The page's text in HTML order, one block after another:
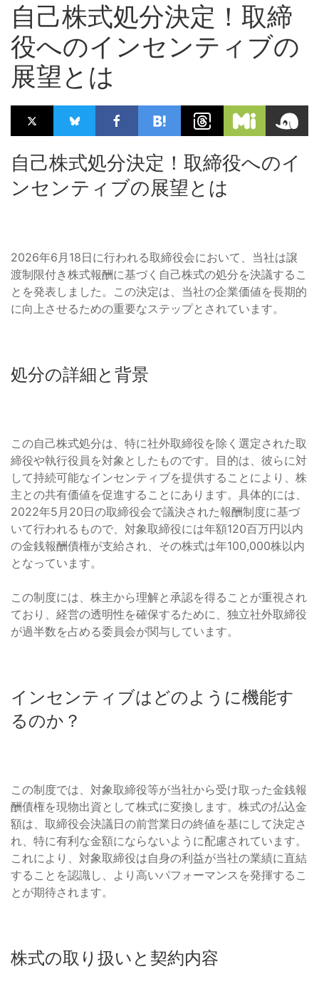
自己株式処分決定！取締
役へのインセンティブの
展望とは
自己株式処分決定！取締役へのイ
ンセンティブの展望とは
2026年6月18日に行われる取締役会において、当社は譲
渡制限付き株式報酬に基づく自己株式の処分を決議するこ
とを発表しました。この決定は、当社の企業価値を長期的
に向上させるための重要なステップとされています。
処分の詳細と背景
この自己株式処分は、特に社外取締役を除く選定された取
締役や執行役員を対象としたものです。目的は、彼らに対
して持続可能なインセンティブを提供することにより、株
主との共有価値を促進することにあります。具体的には、
2022年5月20日の取締役会で議決された報酬制度に基づ
いて行われるもので、対象取締役には年額120百万円以内
の金銭報酬債権が支給され、その株式は年100,000株以内
となっています。
この制度には、株主から理解と承認を得ることが重視され
ており、経営の透明性を確保するために、独立社外取締役
が過半数を占める委員会が関与しています。
インセンティブはどのように機能す
るのか？
この制度では、対象取締役等が当社から受け取った金銭報
酬債権を現物出資として株式に変換します。株式の払込金
額は、取締役会決議日の前営業日の終値を基にして決定さ
れ、特に有利な金額にならないように配慮されています。
これにより、対象取締役は自身の利益が当社の業績に直結
することを認識し、より高いパフォーマンスを発揮するこ
とが期待されます。
株式の取り扱いと契約内容